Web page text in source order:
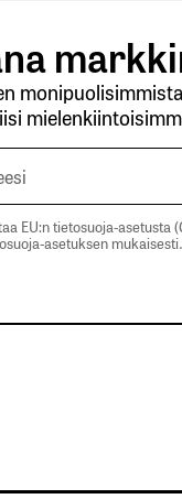
EU:n tietosuoja-asetusta
asetuksen